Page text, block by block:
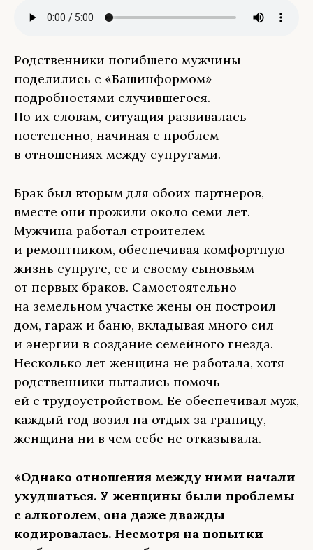
Родственники погибшего мужчины
поделились с «Башинформом»
подробностями случившегося.
По их словам, ситуация развивалась
постепенно, начиная с проблем
в отношениях между супругами.
Брак был вторым для обоих партнеров,
вместе они прожили около семи лет.
Мужчина работал строителем
и ремонтником, обеспечивая комфортную
жизнь супруге, ее и своему сыновьям
от первых браков. Самостоятельно
на земельном участке жены он построил
дом, гараж и баню, вкладывая много сил
и энергии в создание семейного гнезда.
Несколько лет женщина не работала, хотя
родственники пытались помочь
ей с трудоустройством. Ее обеспечивал муж,
каждый год возил на отдых за границу,
женщина ни в чем себе не отказывала.
«Однако отношения между ними начали
ухудшаться. У женщины были проблемы
с алкоголем, она даже дважды
кодировалась. Несмотря на попытки